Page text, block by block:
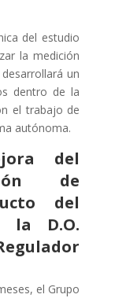
del estudio
la medición
un
dentro de la
el trabajo de
autónoma.
del
de
del
la D.O.
el Grupo